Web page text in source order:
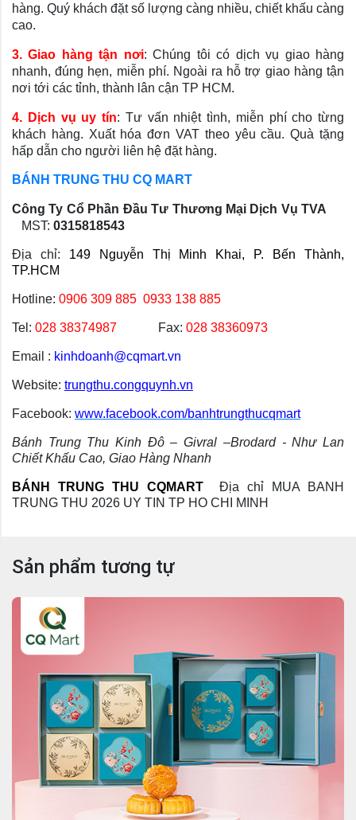
hàng. Quý khách đặt số lượng càng nhiều, chiết khấu càng
cao.
3. Giao hàng tận nơi: Chúng tôi có dịch vụ giao hàng
nhanh, đúng hẹn, miễn phí. Ngoài ra hỗ trợ giao hàng tận
nơi tới các tỉnh, thành lân cận TP HCM.
4. Dịch vụ uy tín: Tư vấn nhiệt tình, miễn phí cho từng
khách hàng. Xuất hóa đơn VAT theo yêu cầu. Quà tặng
hấp dẫn cho người liên hệ đặt hàng.
BÁNH TRUNG THU CQ MART
Công Ty Cổ Phần Đầu Tư Thương Mại Dịch Vụ TVA
MST: 0315818543
Địa chỉ:
149 Nguyễn Thị Minh Khai, P. Bến Thành,
TP.HCM
Hotline: 0906 309 885 0933 138 885
Tel: 028 38374987 Fax: 028 38360973
Email : kinhdoanh@cqmart.vn
Website: trungthu.congquynh.vn
Facebook: www.facebook.com/banhtrungthucqmart
Bánh Trung Thu Kinh Đô – Givral –Brodard - Như Lan
Chiết Khấu Cao, Giao Hàng Nhanh
BÁNH TRUNG THU CQMART
Địa chỉ MUA BANH
TRUNG THU 2026 UY TIN TP HO CHI MINH
Sản phẩm tương tự